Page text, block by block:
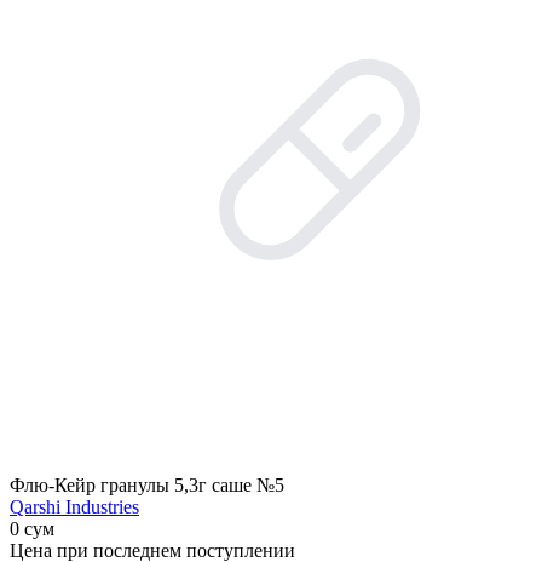
Флю-Кейр гранулы 5,3г саше №5
Qarshi Industries
0 сум
Цена при последнем поступлении